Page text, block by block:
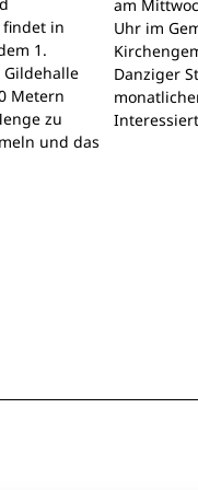
findet in
1.
Metern
zu
und das
am
Uhr im
Danziger